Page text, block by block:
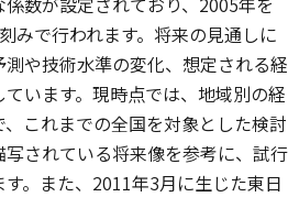
みで行われます。将来の見通しに
や技術水準の変化、想定される経
います。現時点では、地域別の経
これまでの全国を対象とした検討
されている将来像を参考に、試行
。また、2011年3月に生じた東日